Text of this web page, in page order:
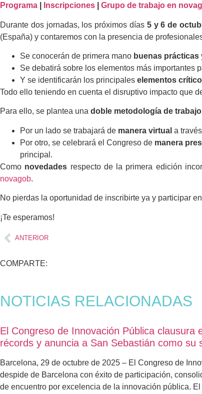
Programa Inscripciones Grupo de trabajo en
Durante dos jornadas, los próximos días 5 y 6 de
(España) y contaremos con la presencia de
Se conocerán de primera mano buenas prácticas
Se debatirá sobre los elementos más importantes
Y se identificarán los principales elementos
Todo ello teniendo en cuenta el disruptivo impacto que
Para ello, se plantea una doble metodología de trabajo
Por un lado se trabajará de manera virtual a
Por otro, se celebrará el Congreso de manera
principal.
Como novedades respecto de la primera edición
novagob.
No pierdas la oportunidad de inscribirte ya y participar
¡Te esperamos!
ANTERIOR
COMPARTE:
NOTICIAS RELACIONADAS
El Congreso de Innovación Pública clausura
récords y anuncia a San Sebastián como su
Barcelona, 29 de octubre de 2025 – El Congreso de
despide de Barcelona con éxito de participación,
de encuentro por excelencia de la innovación pública.